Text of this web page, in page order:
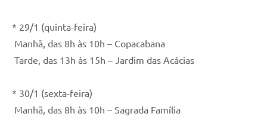
* 29/1 (quinta-feira)
Manhã, das 8h às 10h – Copacabana
Tarde, das 13h às 15h – Jardim das Acácias
* 30/1 (sexta-feira)
Manhã, das 8h às 10h – Sagrada Família